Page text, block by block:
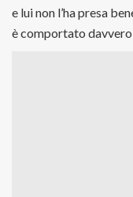
e lui non l’ha presa
è comportato davvero